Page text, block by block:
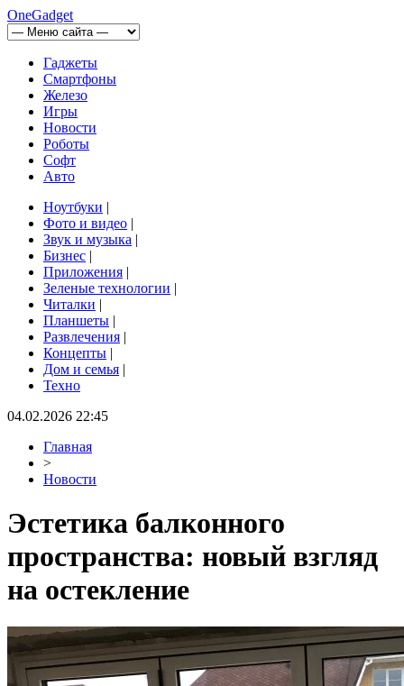
OneGadget
Гаджеты
Смартфоны
Железо
Игры
Новости
Роботы
Софт
Авто
Ноутбуки |
Фото и видео |
Звук и музыка |
Бизнес |
Приложения |
Зеленые технологии |
Читалки |
Планшеты |
Развлечения |
Концепты |
Дом и семья |
Техно
04.02.2026 22:45
Главная
>
Новости
Эстетика балконного
пространства: новый взгляд
на остекление